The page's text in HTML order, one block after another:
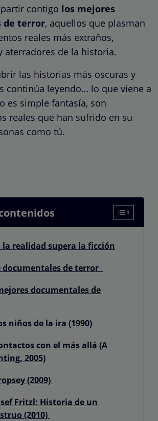
contigo los mejores
de terror, aquellos que plasman
reales más extraños,
aterradores de la historia.
las historias más oscuras y
continúa leyendo… lo que viene a
es simple fantasía, son
reales que han sufrido en su
como tú.
la realidad supera la ficción
documentales de terror
documentales de
niños de la ira (1990)
con el más allá (A
2005)
(2009)
Fritzl: Historia de un
(2010)